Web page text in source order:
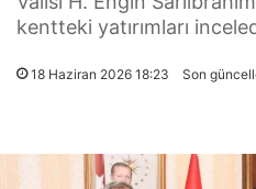
kentteki yatırımları
18 Haziran 2026 18:23 Son